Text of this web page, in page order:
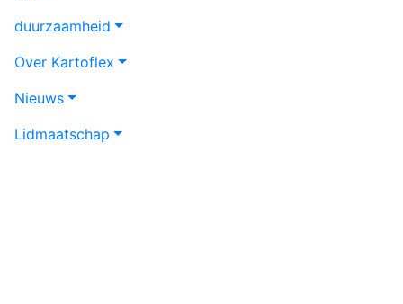
duurzaamheid
Over Kartoflex
Nieuws
Lidmaatschap